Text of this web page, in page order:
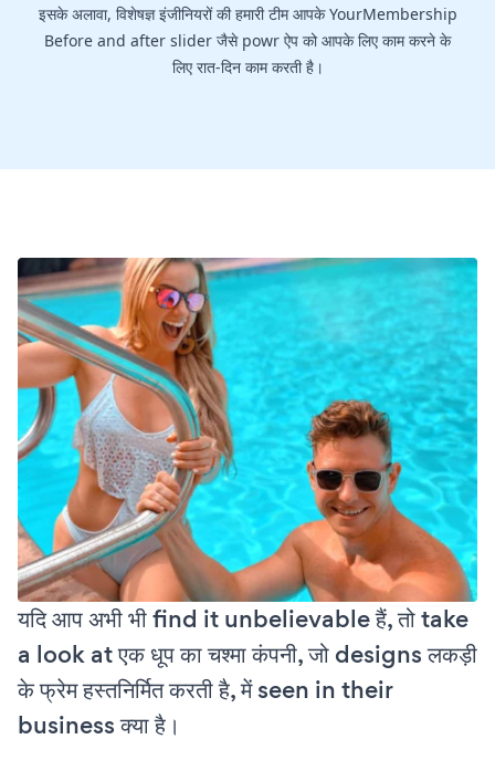
इसके अलावा, विशेषज्ञ इंजीनियरों की हमारी टीम आपके YourMembership
Before and after slider जैसे powr ऐप को आपके लिए काम करने के
लिए रात-दिन काम करती है।
यदि आप अभी भी find it unbelievable हैं, तो take
a look at एक धूप का चश्मा कंपनी, जो designs लकड़ी
के फ्रेम हस्तनिर्मित करती है, में seen in their
business क्या है।